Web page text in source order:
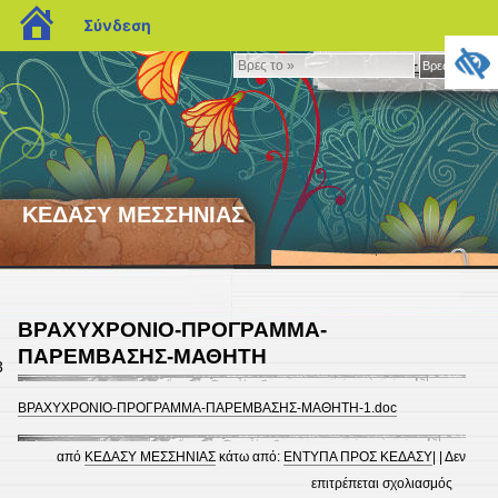
Βρες
το
»
Βρες το »
ΚΕΔΑΣΥ ΜΕΣΣΗΝΙΑΣ
ΒΡΑΧΥΧΡΟΝΙΟ-ΠΡΟΓΡΑΜΜΑ-
ΠΑΡΕΜΒΑΣΗΣ-MΑΘΗΤΗ
ΒΡΑΧΥΧΡΟΝΙΟ-ΠΡΟΓΡΑΜΜΑ-ΠΑΡΕΜΒΑΣΗΣ-MΑΘΗΤΗ-1.doc
από ΚΕΔΑΣΥ ΜΕΣΣΗΝΙΑΣ κάτω από: ΕΝΤΥΠΑ ΠΡΟΣ ΚΕΔΑΣΥ | |Δεν
επιτρέπεται σχολιασμός
blogs.sch.gr
Σύνδεση